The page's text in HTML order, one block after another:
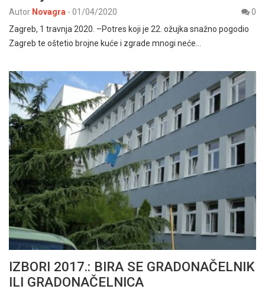
Autor Novagra - 01/04/2020
0
Zagreb, 1 travnja 2020. –Potres koji je 22. ožujka snažno pogodio
Zagreb te oštetio brojne kuće i zgrade mnogi neće…
IZBORI 2017.: BIRA SE GRADONAČELNIK
ILI GRADONAČELNICA